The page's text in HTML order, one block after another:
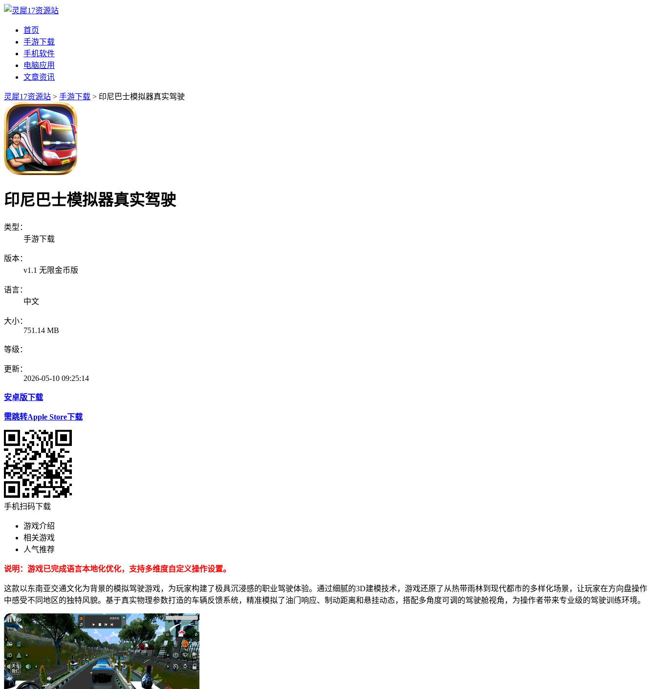
首页
手游下载
手机软件
电脑应用
文章资讯
灵犀17资源站 > 手游下载 > 印尼巴士模拟器真实驾驶
印尼巴士模拟器真实驾驶
类型：
手游下载
版本：
v1.1 无限金币版
语言：
中文
大小：
751.14 MB
等级：
更新：
2026-05-10 09:25:14
安卓版下载
需跳转Apple Store下载
手机扫码下载
游戏介绍
相关游戏
人气推荐
说明：游戏已完成语言本地化优化，支持多维度自定义操作设置。
这款以东南亚交通文化为背景的模拟驾驶游戏，为玩家构建了极具沉浸感的职业驾驶体验。通过细腻的3D建模技术，游戏还原了从热带雨林到现代都市的多样化场景，让玩家在方向盘操作
中感受不同地区的独特风貌。基于真实物理参数打造的车辆反馈系统，精准模拟了油门响应、制动距离和悬挂动态，搭配多角度可调的驾驶舱视角，为操作者带来专业级的驾驶训练环境。